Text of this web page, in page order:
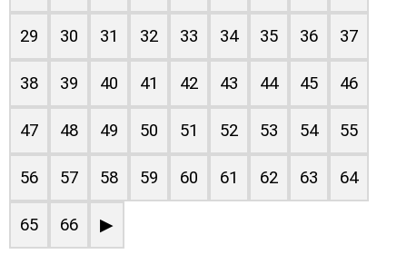
29 30 31 32 33 34 35 36 37
38 39 40 41 42 43 44 45 46
47 48 49 50 51 52 53 54 55
56 57 58 59 60 61 62 63 64
65 66 ▶